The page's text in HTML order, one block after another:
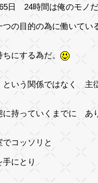
日 24時間は俺のモノだ
の目的の為に働いてい
にする為だ。
いう関係ではなく 主従
に持っていくまでに
でコッソリと
にとり